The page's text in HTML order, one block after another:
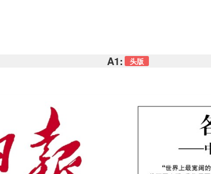
A1: 头版